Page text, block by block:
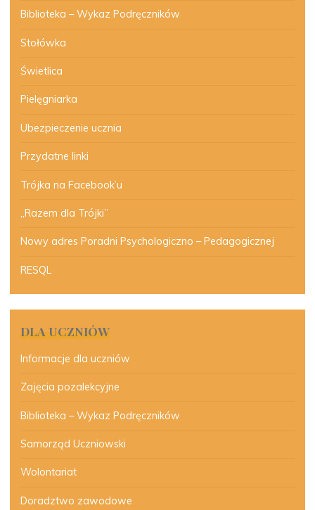
Biblioteka – Wykaz Podręczników
Stołówka
Świetlica
Pielęgniarka
Ubezpieczenie ucznia
Przydatne linki
Trójka na Facebook’u
„Razem dla Trójki”
Nowy adres Poradni Psychologiczno – Pedagogicznej
RESQL
DLA UCZNIÓW
Informacje dla uczniów
Zajęcia pozalekcyjne
Biblioteka – Wykaz Podręczników
Samorząd Uczniowski
Wolontariat
Doradztwo zawodowe